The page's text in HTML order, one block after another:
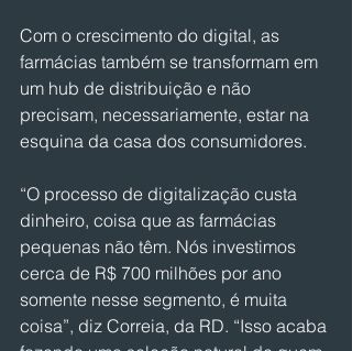
Com o crescimento do digital, as
farmácias também se transformam em
um hub de distribuição e não
precisam, necessariamente, estar na
esquina da casa dos consumidores.
“O processo de digitalização custa
dinheiro, coisa que as farmácias
pequenas não têm. Nós investimos
cerca de R$ 700 milhões por ano
somente nesse segmento, é muita
coisa”, diz Correia, da RD. “Isso acaba